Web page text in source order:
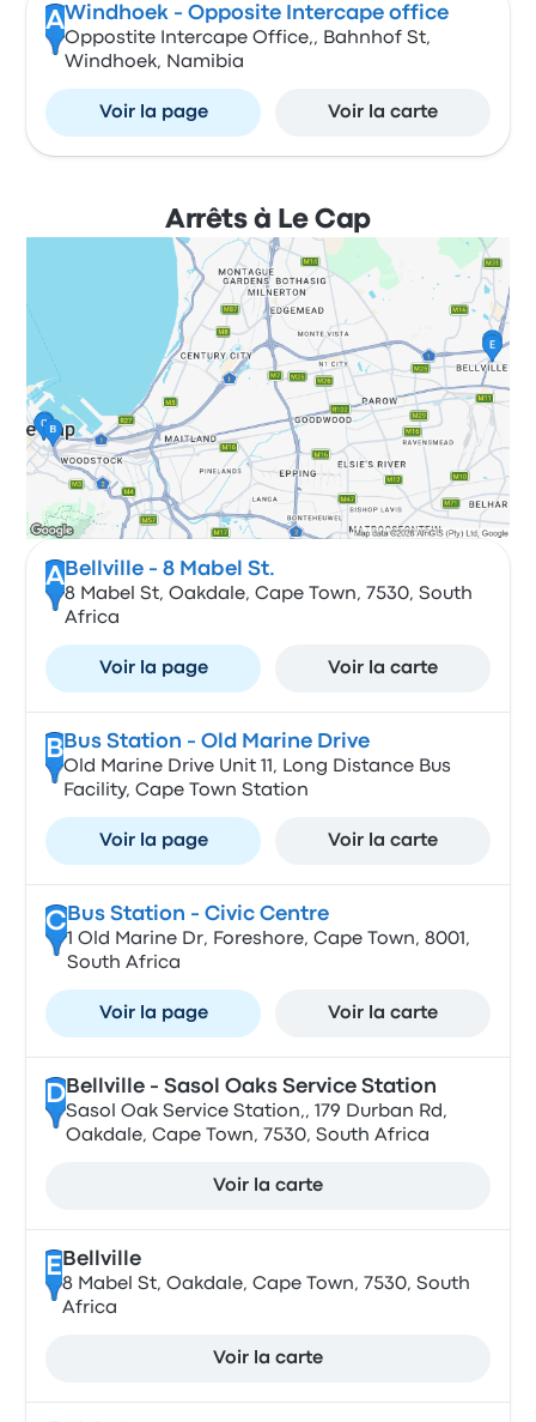
AWindhoek - Opposite Intercape office
Oppostite Intercape Office,, Bahnhof St,
Windhoek, Namibia
Voir la page Voir la carte
Arrêts à Le Cap
A Bellville - 8 Mabel St.
8 Mabel St, Oakdale, Cape Town, 7530, South
Africa
Voir la page Voir la carte
B Bus Station - Old Marine Drive
Old Marine Drive Unit 11, Long Distance Bus
Facility, Cape Town Station
Voir la page Voir la carte
CBus Station - Civic Centre
1 Old Marine Dr, Foreshore, Cape Town, 8001,
South Africa
Voir la page Voir la carte
DBellville - Sasol Oaks Service Station
Sasol Oak Service Station,, 179 Durban Rd,
Oakdale, Cape Town, 7530, South Africa
Voir la carte
E Bellville
8 Mabel St, Oakdale, Cape Town, 7530, South
Africa
Voir la carte